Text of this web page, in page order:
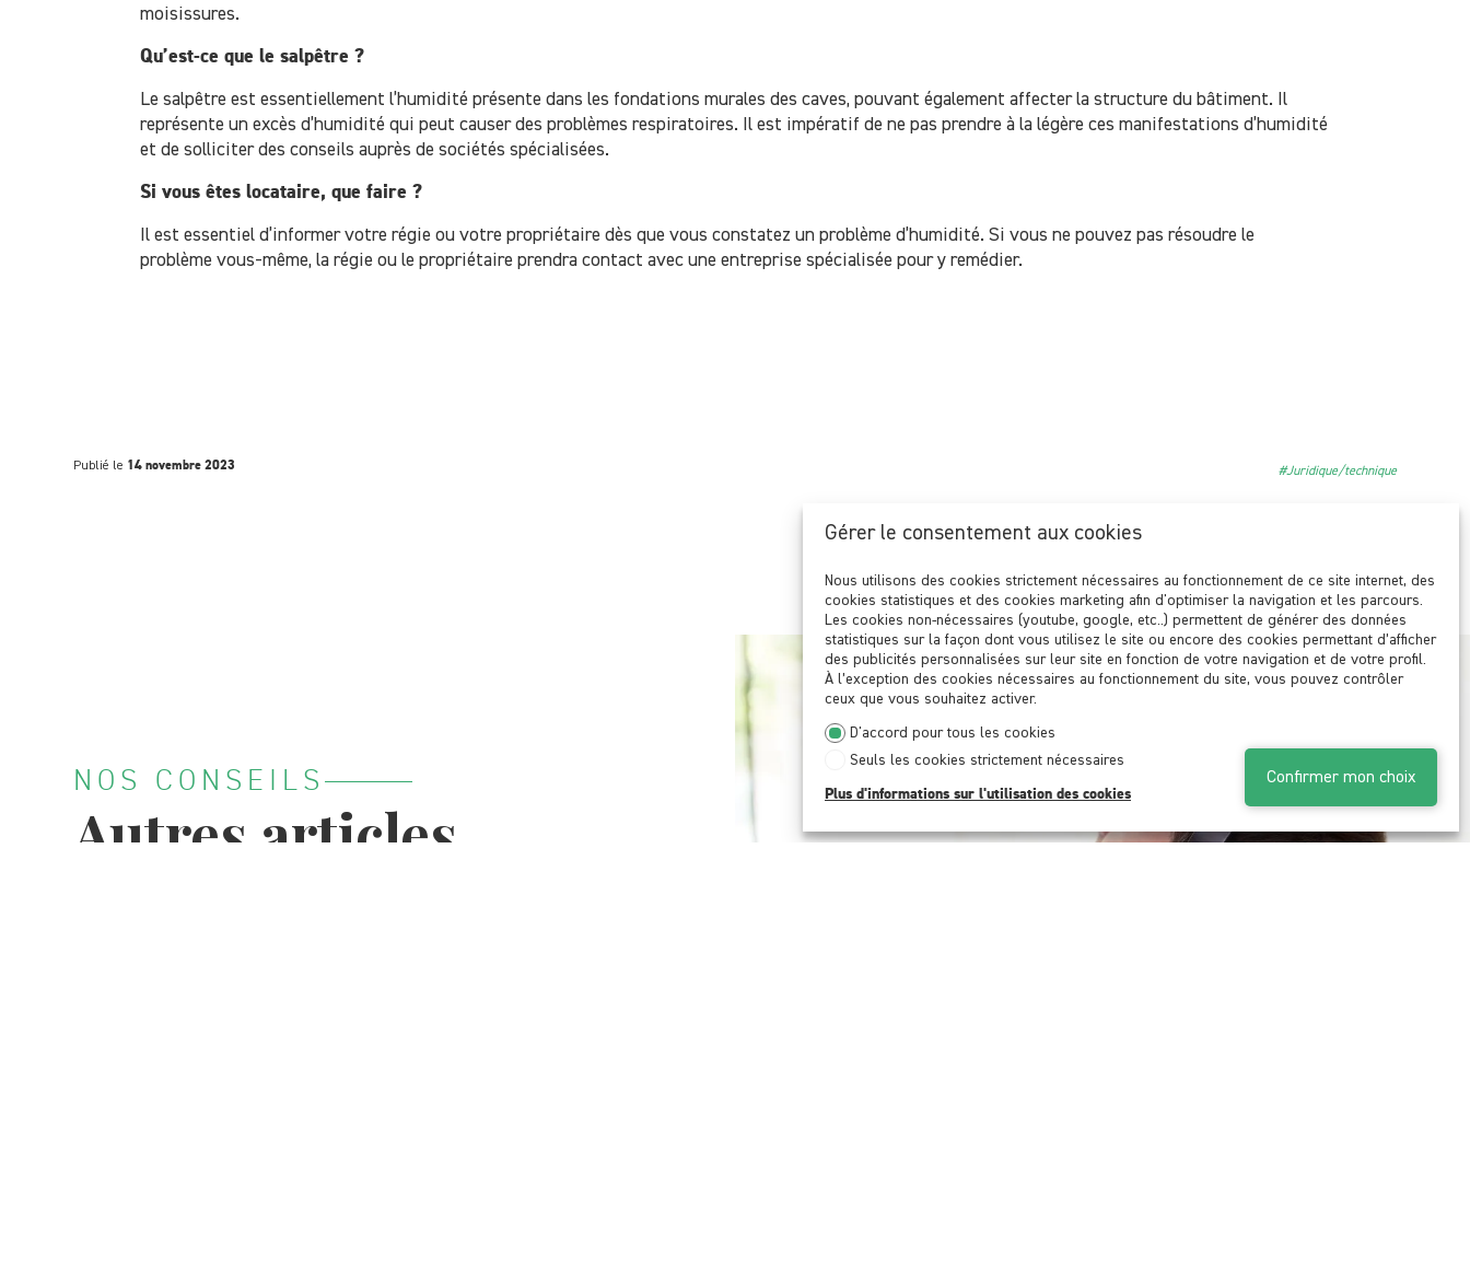
moisissures.
Qu’est-ce que le salpêtre ?
Le salpêtre est essentiellement l’humidité présente dans les fondations murales des caves, pouvant également affecter la structure du bâtiment. Il
représente un excès d’humidité qui peut causer des problèmes respiratoires. Il est impératif de ne pas prendre à la légère ces manifestations d’humidité
et de solliciter des conseils auprès de sociétés spécialisées.
Si vous êtes locataire, que faire ?
Il est essentiel d’informer votre régie ou votre propriétaire dès que vous constatez un problème d’humidité. Si vous ne pouvez pas résoudre le
problème vous-même, la régie ou le propriétaire prendra contact avec une entreprise spécialisée pour y remédier.
Publié le 14 novembre 2023 #Juridique/technique
NOS CONSEILS
Autres articles
Gérer le consentement aux cookies
Nous utilisons des cookies strictement nécessaires au fonctionnement de ce site internet, des
cookies statistiques et des cookies marketing afin d'optimiser la navigation et les parcours.
Les cookies non-nécessaires (youtube, google, etc..) permettent de générer des données
statistiques sur la façon dont vous utilisez le site ou encore des cookies permettant d’afficher
des publicités personnalisées sur leur site en fonction de votre navigation et de votre profil.
À l’exception des cookies nécessaires au fonctionnement du site, vous pouvez contrôler
ceux que vous souhaitez activer.
D'accord pour tous les cookies
Seuls les cookies strictement nécessaires
Plus d'informations sur l'utilisation des cookies
Confirmer mon choix